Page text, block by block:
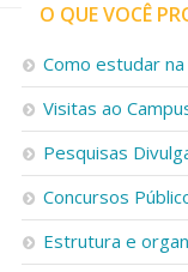
O QUE VOCÊ
Como estudar na
Visitas ao
Pesquisas
Concursos
Estrutura e